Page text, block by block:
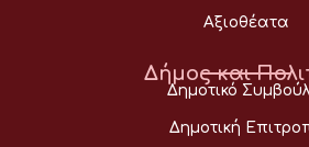
Αξιοθέατα
Δήμος και
Δημοτικό
Δημοτική